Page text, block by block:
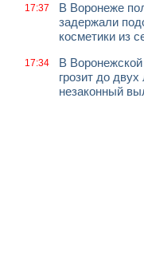
17:37
В Воронеже
задержали
косметики из
17:34
В
грозит до
незаконный